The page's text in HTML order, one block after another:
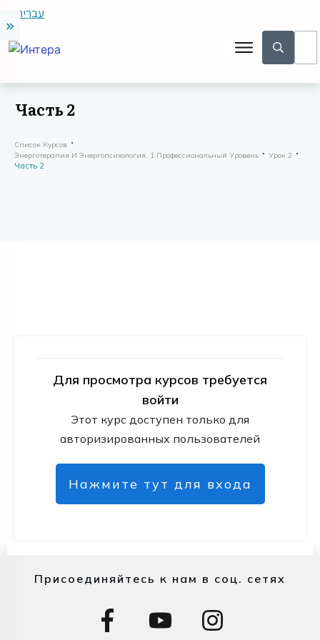
עברית
Часть 2
Список Курсов
Энерготерапия И Энергопсихология. 1 Профессиональный Уровень
Урок 2
Часть 2
Для просмотра курсов требуется
войти
Этот курс доступен только для
авторизированных пользователей
Нажмите тут для входа
Присоединяйтесь к нам в соц. сетях